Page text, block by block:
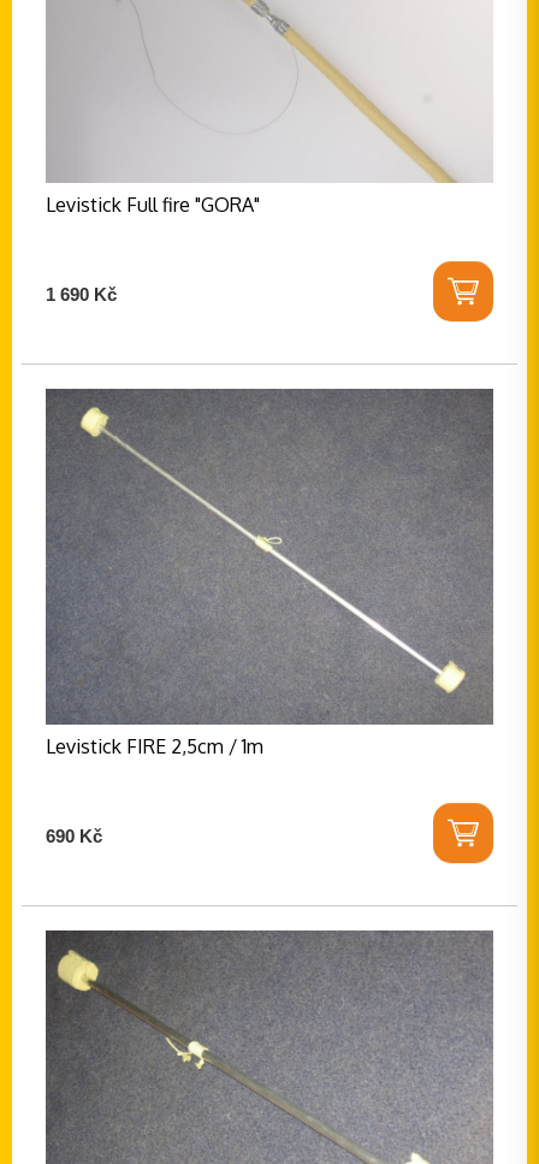
Levistick Full fire "GORA"
1 690 Kč
Levistick FIRE 2,5cm / 1m
690 Kč